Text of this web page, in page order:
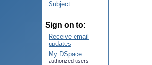
Subject
Sign on to:
Receive email
updates
My DSpace
authorized users